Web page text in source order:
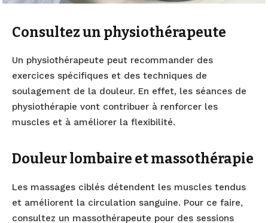
Consultez un physiothérapeute
Un physiothérapeute peut recommander des
exercices spécifiques et des techniques de
soulagement de la douleur. En effet, les séances de
physiothérapie vont contribuer à renforcer les
muscles et à améliorer la flexibilité.
Douleur lombaire et massothérapie
Les massages ciblés détendent les muscles tendus
et améliorent la circulation sanguine. Pour ce faire,
consultez un massothérapeute pour des sessions